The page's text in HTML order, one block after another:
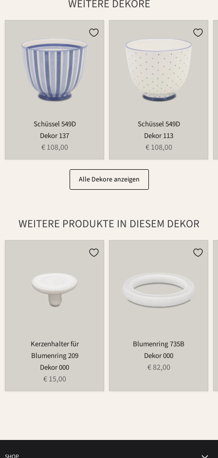
WEITERE DEKORE
Schüssel 549D
Dekor 137
€ 108,00
Schüssel 549D
Dekor 113
€ 108,00
Alle Dekore anzeigen
WEITERE PRODUKTE IN DIESEM DEKOR
Kerzenhalter für
Blumenring 209
Dekor 000
€ 15,00
Blumenring 735B
Dekor 000
€ 82,00